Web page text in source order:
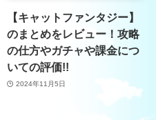
【キャットファンタジー】
のまとめをレビュー！攻略
の仕方やガチャや課金につ
いての評価!!
2024年11月5日